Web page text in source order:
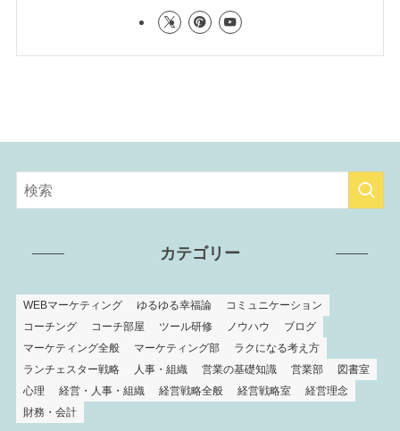
カテゴリー
WEBマーケティング ゆるゆる幸福論
コミュニケーション
コーチング
コーチ部屋 ツール研修 ノウハウ
ブログ
マーケティング全般
マーケティング部
ラクになる考え方
ランチェスター戦略
人事・組織 営業の基礎知識 営業部
図書室
心理
経営・人事・組織 経営戦略全般 経営戦略室
経営理念
財務・会計